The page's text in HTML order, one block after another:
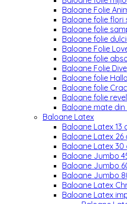
Baloane Folie
Baloane folie flori
Baloane folie
Baloane folie
Baloane Folie
Baloane folie
Baloane Folie
Baloane folie
Baloane folie
Baloane folie
Baloane mate din
Baloane Latex
Baloane Latex 13
Baloane Latex 26
Baloane Latex 30
Baloane Jumbo
Baloane Jumbo
Baloane Jumbo
Baloane Latex
Baloane Latex